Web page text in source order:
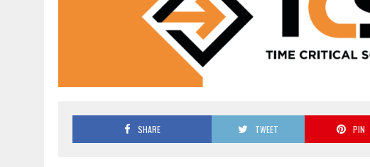
SHARE TWEET PIN